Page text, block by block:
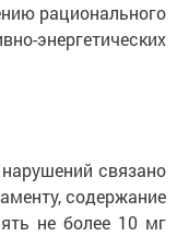
рационального
энергетических
связано
содержание
не более 10 мг